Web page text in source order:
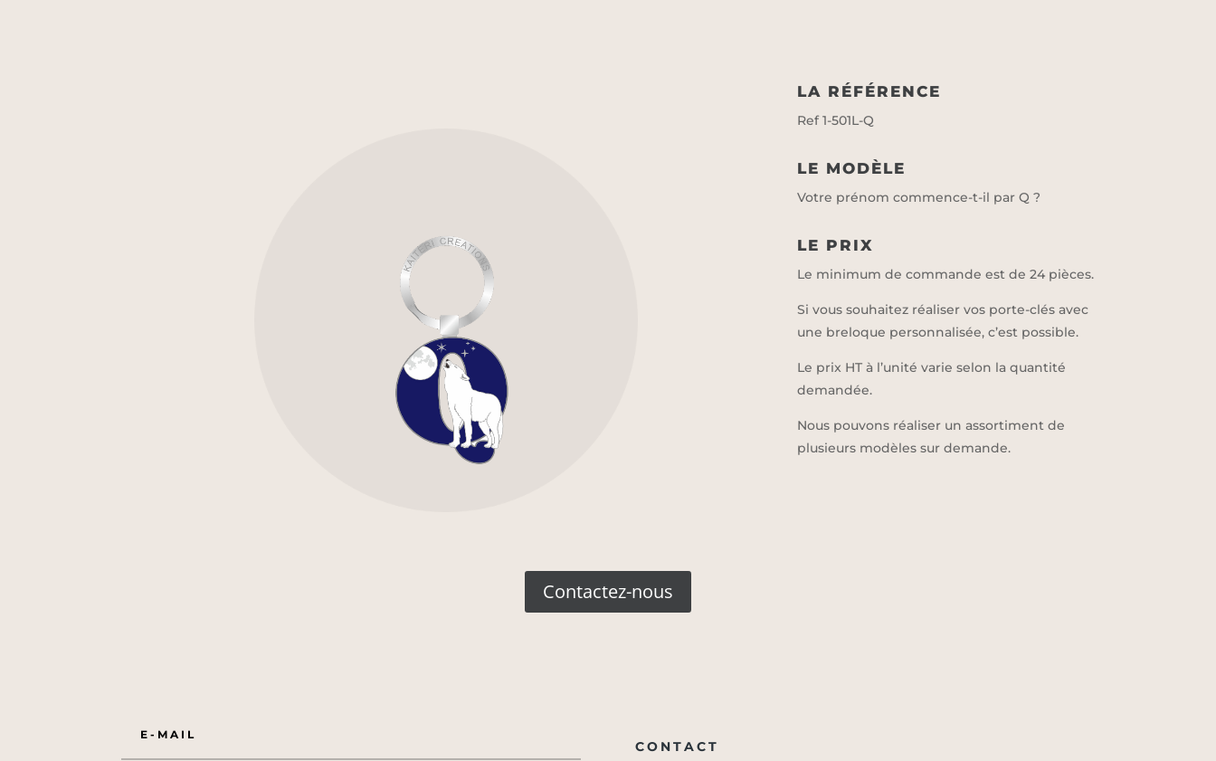
LA RÉFÉRENCE
Ref 1-501L-Q
LE MODÈLE
Votre prénom commence-t-il par Q ?
LE PRIX
Le minimum de commande est de 24 pièces.
Si vous souhaitez réaliser vos porte-clés avec
une breloque personnalisée, c’est possible.
Le prix HT à l’unité varie selon la quantité
demandée.
Nous pouvons réaliser un assortiment de
plusieurs modèles sur demande.
Contactez-nous
CONTACT